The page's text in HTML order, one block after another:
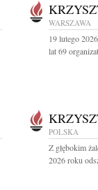
WARSZAWA
19 lutego
lat 69
POLSKA
Z głębokim
2026 roku